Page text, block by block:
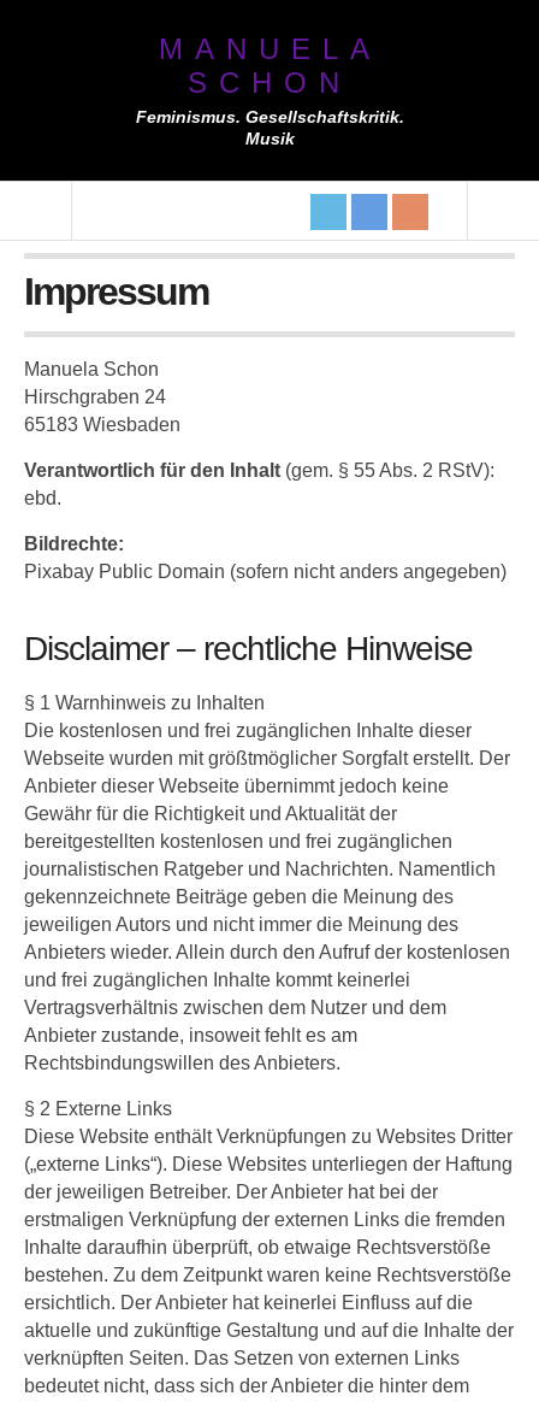
MANUELA
SCHON
Feminismus. Gesellschaftskritik.
Musik
Impressum
Manuela Schon
Hirschgraben 24
65183 Wiesbaden
Verantwortlich für den Inhalt (gem. § 55 Abs. 2 RStV):
ebd.
Bildrechte:
Pixabay Public Domain (sofern nicht anders angegeben)
Disclaimer – rechtliche Hinweise
§ 1 Warnhinweis zu Inhalten
Die kostenlosen und frei zugänglichen Inhalte dieser
Webseite wurden mit größtmöglicher Sorgfalt erstellt. Der
Anbieter dieser Webseite übernimmt jedoch keine
Gewähr für die Richtigkeit und Aktualität der
bereitgestellten kostenlosen und frei zugänglichen
journalistischen Ratgeber und Nachrichten. Namentlich
gekennzeichnete Beiträge geben die Meinung des
jeweiligen Autors und nicht immer die Meinung des
Anbieters wieder. Allein durch den Aufruf der kostenlosen
und frei zugänglichen Inhalte kommt keinerlei
Vertragsverhältnis zwischen dem Nutzer und dem
Anbieter zustande, insoweit fehlt es am
Rechtsbindungswillen des Anbieters.
§ 2 Externe Links
Diese Website enthält Verknüpfungen zu Websites Dritter
(„externe Links“). Diese Websites unterliegen der Haftung
der jeweiligen Betreiber. Der Anbieter hat bei der
erstmaligen Verknüpfung der externen Links die fremden
Inhalte daraufhin überprüft, ob etwaige Rechtsverstöße
bestehen. Zu dem Zeitpunkt waren keine Rechtsverstöße
ersichtlich. Der Anbieter hat keinerlei Einfluss auf die
aktuelle und zukünftige Gestaltung und auf die Inhalte der
verknüpften Seiten. Das Setzen von externen Links
bedeutet nicht, dass sich der Anbieter die hinter dem